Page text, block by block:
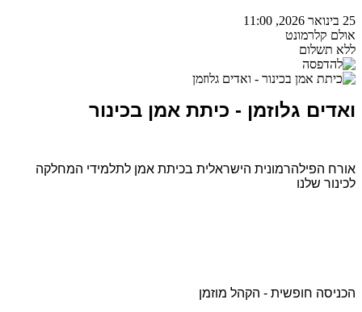
25 בינואר 2026, 11:00
אולם קלרמונט
ללא תשלום
ואדים גלוזמן - כיתת אמן בכינור
אורח הפילהרמונית הישראלית בכיתת אמן לתלמידי המחלקה
לכינור שלנו
הכניסה חופשית - הקהל מוזמן